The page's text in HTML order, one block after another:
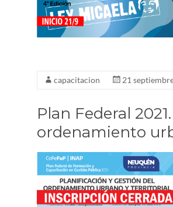
capacitacion 21
Plan Federal
ordenamiento